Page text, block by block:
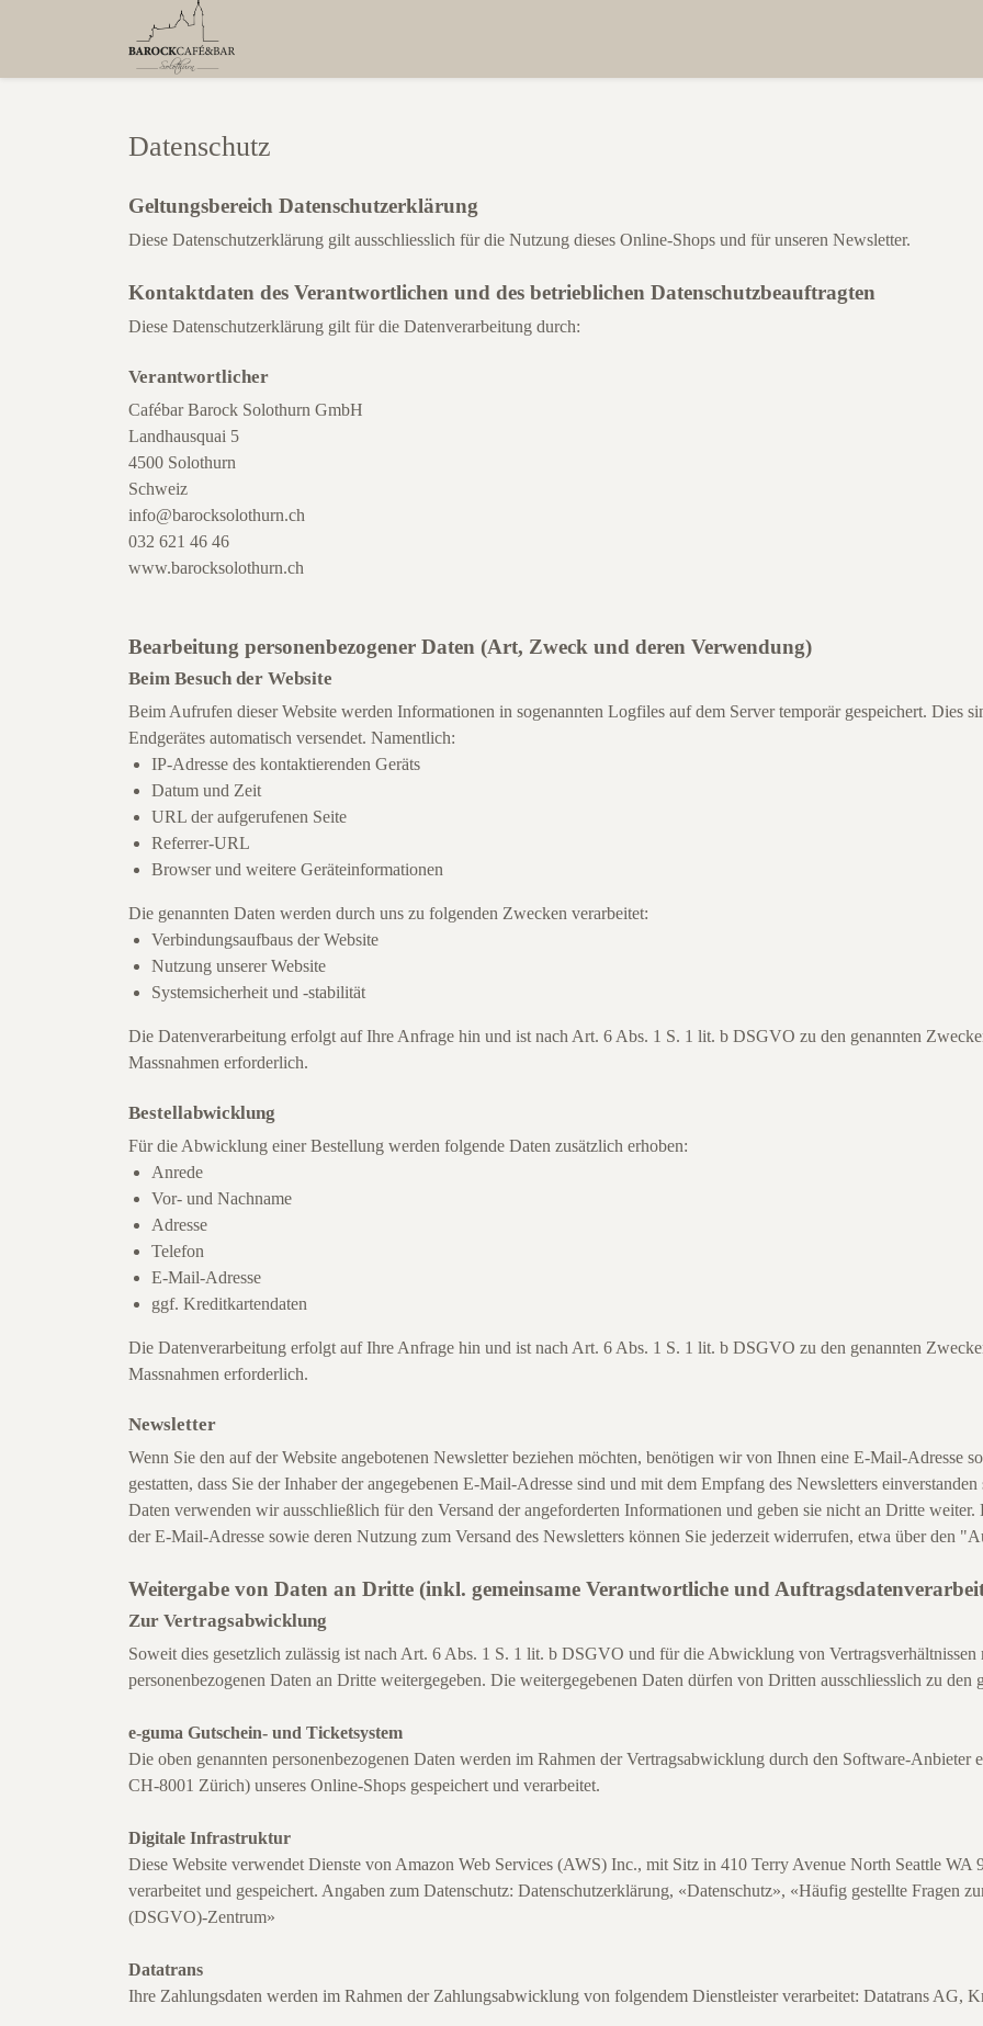
Datenschutz
Geltungsbereich Datenschutzerklärung
Diese Datenschutzerklärung gilt ausschliesslich für die Nutzung dieses Online-Shops und für unseren Newsletter.
Kontaktdaten des Verantwortlichen und des betrieblichen Datenschutzbeauftragten
Diese Datenschutzerklärung gilt für die Datenverarbeitung durch:
Verantwortlicher
Cafébar Barock Solothurn GmbH
Landhausquai 5
4500 Solothurn
Schweiz
info@barocksolothurn.ch
032 621 46 46
www.barocksolothurn.ch
Bearbeitung personenbezogener Daten (Art, Zweck und deren Verwendung)
Beim Besuch der Website
Beim Aufrufen dieser Website werden Informationen in sogenannten Logfiles auf dem Server temporär gespeichert. Dies
Endgerätes automatisch versendet. Namentlich:
IP-Adresse des kontaktierenden Geräts
Datum und Zeit
URL der aufgerufenen Seite
Referrer-URL
Browser und weitere Geräteinformationen
Die genannten Daten werden durch uns zu folgenden Zwecken verarbeitet:
Verbindungsaufbaus der Website
Nutzung unserer Website
Systemsicherheit und -stabilität
Die Datenverarbeitung erfolgt auf Ihre Anfrage hin und ist nach Art. 6 Abs. 1 S. 1 lit. b DSGVO zu den genannten
Massnahmen erforderlich.
Bestellabwicklung
Für die Abwicklung einer Bestellung werden folgende Daten zusätzlich erhoben:
Anrede
Vor- und Nachname
Adresse
Telefon
E-Mail-Adresse
ggf. Kreditkartendaten
Die Datenverarbeitung erfolgt auf Ihre Anfrage hin und ist nach Art. 6 Abs. 1 S. 1 lit. b DSGVO zu den genannten
Massnahmen erforderlich.
Newsletter
Wenn Sie den auf der Website angebotenen Newsletter beziehen möchten, benötigen wir von Ihnen eine E-Mail-Adresse
gestatten, dass Sie der Inhaber der angegebenen E-Mail-Adresse sind und mit dem Empfang des Newsletters
Daten verwenden wir ausschließlich für den Versand der angeforderten Informationen und geben sie nicht an Dritte
der E-Mail-Adresse sowie deren Nutzung zum Versand des Newsletters können Sie jederzeit widerrufen, etwa über den
Weitergabe von Daten an Dritte (inkl. gemeinsame Verantwortliche und
Zur Vertragsabwicklung
Soweit dies gesetzlich zulässig ist nach Art. 6 Abs. 1 S. 1 lit. b DSGVO und für die Abwicklung von
personenbezogenen Daten an Dritte weitergegeben. Die weitergegebenen Daten dürfen von Dritten ausschliesslich zu
e-guma Gutschein- und Ticketsystem
Die oben genannten personenbezogenen Daten werden im Rahmen der Vertragsabwicklung durch den Software-
CH-8001 Zürich) unseres Online-Shops gespeichert und verarbeitet.
Digitale Infrastruktur
Diese Website verwendet Dienste von Amazon Web Services (AWS) Inc., mit Sitz in 410 Terry Avenue North Seattle
verarbeitet und gespeichert. Angaben zum Datenschutz: Datenschutzerklärung, «Datenschutz», «Häufig gestellte Fragen
(DSGVO)-Zentrum»
Datatrans
Ihre Zahlungsdaten werden im Rahmen der Zahlungsabwicklung von folgendem Dienstleister verarbeitet: Datatrans AG,